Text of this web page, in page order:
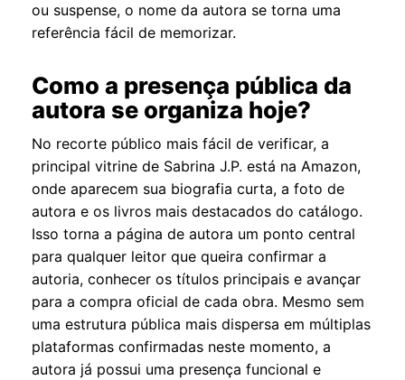
ou suspense, o nome da autora se torna uma
referência fácil de memorizar.
Como a presença pública da
autora se organiza hoje?
No recorte público mais fácil de verificar, a
principal vitrine de Sabrina J.P. está na Amazon,
onde aparecem sua biografia curta, a foto de
autora e os livros mais destacados do catálogo.
Isso torna a página de autora um ponto central
para qualquer leitor que queira confirmar a
autoria, conhecer os títulos principais e avançar
para a compra oficial de cada obra. Mesmo sem
uma estrutura pública mais dispersa em múltiplas
plataformas confirmadas neste momento, a
autora já possui uma presença funcional e